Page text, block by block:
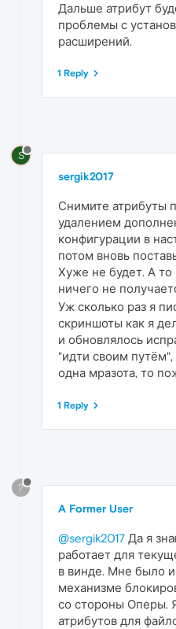
Дальше атрибут
проблемы с
расширений.
1 Reply
S
sergik2017
Снимите атрибуты
удалением
конфигурации в
потом вновь
Хуже не будет. А то
ничего не
Уж сколько раз я
скриншоты как я
и обновлялось
"идти своим путём",
одна мразота, то
1 Reply
?
A Former User
@sergik2017 Да я
работает для
в винде. Мне было
механизме
со стороны Оперы.
атрибутов для